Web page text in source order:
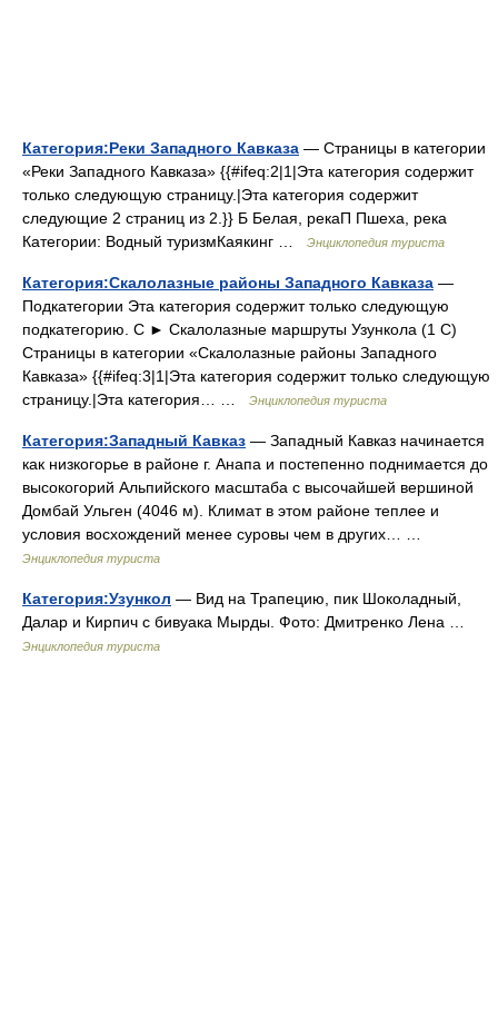
Категория:Реки Западного Кавказа — Страницы в категории
«Реки Западного Кавказа» {{#ifeq:2|1|Эта категория содержит
только следующую страницу.|Эта категория содержит
следующие 2 страниц из 2.}} Б Белая, рекаП Пшеха, река
Категории: Водный туризмКаякинг …
Энциклопедия туриста
Категория:Скалолазные районы Западного Кавказа —
Подкатегории Эта категория содержит только следующую
подкатегорию. С ► Скалолазные маршруты Узункола‎ (1 С)
Страницы в категории «Скалолазные районы Западного
Кавказа» {{#ifeq:3|1|Эта категория содержит только следующую
страницу.|Эта категория… …
Энциклопедия туриста
Категория:Западный Кавказ — Западный Кавказ начинается
как низкогорье в районе г. Анапа и постепенно поднимается до
высокогорий Альпийского масштаба с высочайшей вершиной
Домбай Ульген (4046 м). Климат в этом районе теплее и
условия восхождений менее суровы чем в других… …
Энциклопедия туриста
Категория:Узункол — Вид на Трапецию, пик Шоколадный,
Далар и Кирпич с бивуака Мырды. Фото: Дмитренко Лена …
Энциклопедия туриста